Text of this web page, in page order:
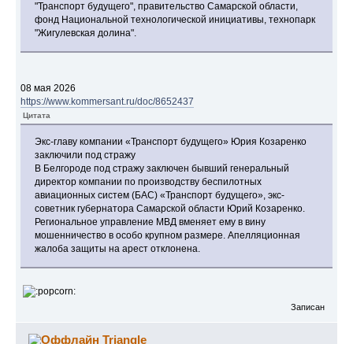
"Транспорт будущего", правительство Самарской области,
фонд Национальной технологической инициативы, технопарк
"Жигулевская долина".
08 мая 2026
https://www.kommersant.ru/doc/8652437
Цитата
Экс-главу компании «Транспорт будущего» Юрия Козаренко
заключили под стражу
В Белгороде под стражу заключен бывший генеральный
директор компании по производству беспилотных
авиационных систем (БАС) «Транспорт будущего», экс-
советник губернатора Самарской области Юрий Козаренко.
Региональное управление МВД вменяет ему в вину
мошенничество в особо крупном размере. Апелляционная
жалоба защиты на арест отклонена.
Записан
Triangle